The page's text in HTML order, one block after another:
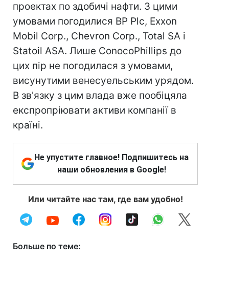
проектах по здобичі нафти. З цими
умовами погодилися BP Plc, Exxon
Mobil Corp., Chevron Corp., Total SA і
Statoil ASA. Лише ConocoPhillips до
цих пір не погодилася з умовами,
висунутими венесуельським урядом.
В зв'язку з цим влада вже пообіцяла
експропріювати активи компанії в
країні.
Не упустите главное! Подпишитесь на
наши обновления в Google!
Или читайте нас там, где вам удобно!
Больше по теме: